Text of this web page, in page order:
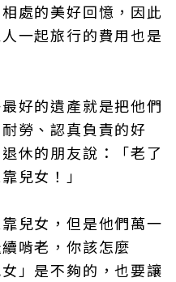
處的美好回憶，因此
一起旅行的費用也是
好的遺產就是把他們
勞、認真負責的好
休的朋友說：「老了
兒女！」
兒女，但是他們萬一
啃老，你該怎麼
」是不夠的，也要讓